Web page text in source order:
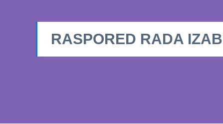
RASPORED RADA